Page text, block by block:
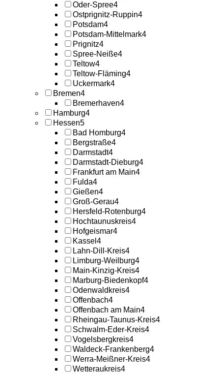
Oder-Spree4
Ostprignitz-Ruppin4
Potsdam4
Potsdam-Mittelmark4
Prignitz4
Spree-Neiße4
Teltow4
Teltow-Fläming4
Uckermark4
Bremen4
Bremerhaven4
Hamburg4
Hessen5
Bad Homburg4
Bergstraße4
Darmstadt4
Darmstadt-Dieburg4
Frankfurt am Main4
Fulda4
Gießen4
Groß-Gerau4
Hersfeld-Rotenburg4
Hochtaunuskreis4
Hofgeismar4
Kassel 4
Lahn-Dill-Kreis4
Limburg-Weilburg4
Main-Kinzig-Kreis4
Marburg-Biedenkopf4
Odenwaldkreis4
Offenbach4
Offenbach am Main4
Rheingau-Taunus-Kreis4
Schwalm-Eder-Kreis4
Vogelsbergkreis4
Waldeck-Frankenberg4
Werra-Meißner-Kreis4
Wetteraukreis4